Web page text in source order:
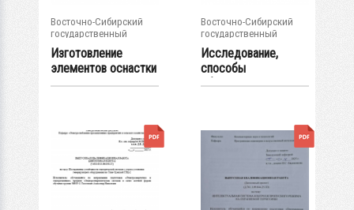
Восточно-Сибирский
государственный
университет...
Изготовление
элементов оснастки
из полимерных...
Восточно-Сибирский
государственный
университет...
Исследование,
способы
обеспечения